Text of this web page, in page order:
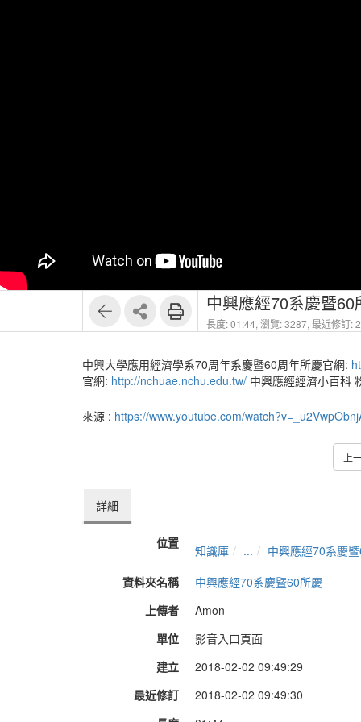
中興應經70系慶暨
長度: 01:44, 瀏覽: 3287, 最近修訂:
中興大學應用經濟學系70周年系慶暨60周年所慶官網:
官網: http://nchuae.nchu.edu.tw/ 中興應經經濟小百科
來源 : https://www.youtube.com/
上
詳細
位置 知識庫 ...
中興應經70系慶
資料夾名稱
中興應經70系慶暨60所慶
上傳者
Amon
單位
影音入口頁面
建立
2018-02-02 09:49:29
最近修訂
2018-02-02 09:49:30